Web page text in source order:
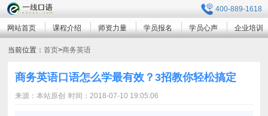
400-889-1618
网站首页 课程介绍 师资力量 学员报名 学员心声 企业培训
当前位置：首页>商务英语
商务英语口语怎么学最有效？3招教你轻松搞定
来源：本站原创 时间：2018-07-10 19:05:06